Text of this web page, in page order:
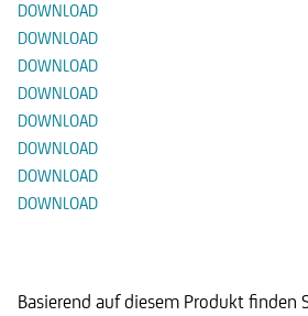
DOWNLOAD
DOWNLOAD
DOWNLOAD
DOWNLOAD
DOWNLOAD
DOWNLOAD
DOWNLOAD
DOWNLOAD
Basierend auf diesem Produkt finden